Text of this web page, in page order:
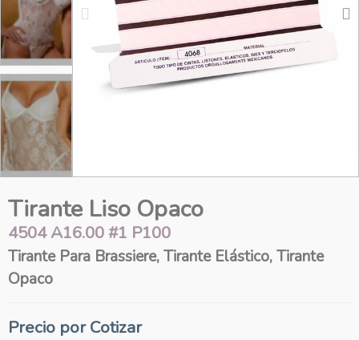
Tirante Liso Opaco
4504 A16.00 #1 P100
Tirante Para Brassiere, Tirante Elástico, Tirante
Opaco
Precio por Cotizar